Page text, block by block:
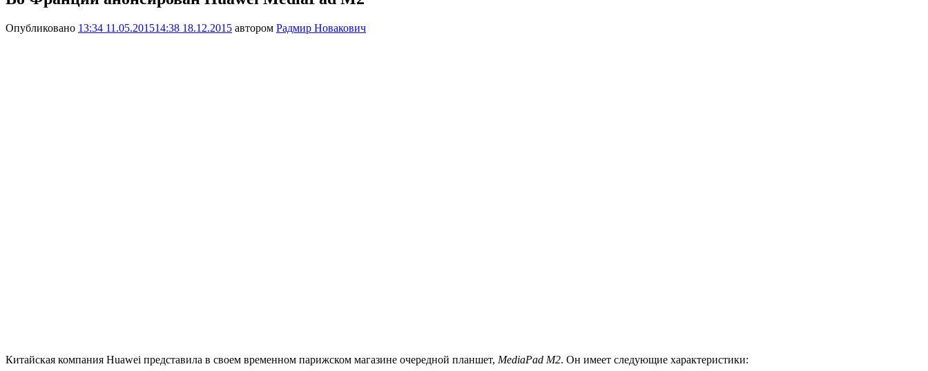
Опубликовано 13:34 11.05.201514:38 18.12.2015 автором Радмир Новакович
Китайская компания Huawei представила в своем временном парижском магазине очередной планшет, MediaPad M2. Он имеет следующие характеристики: